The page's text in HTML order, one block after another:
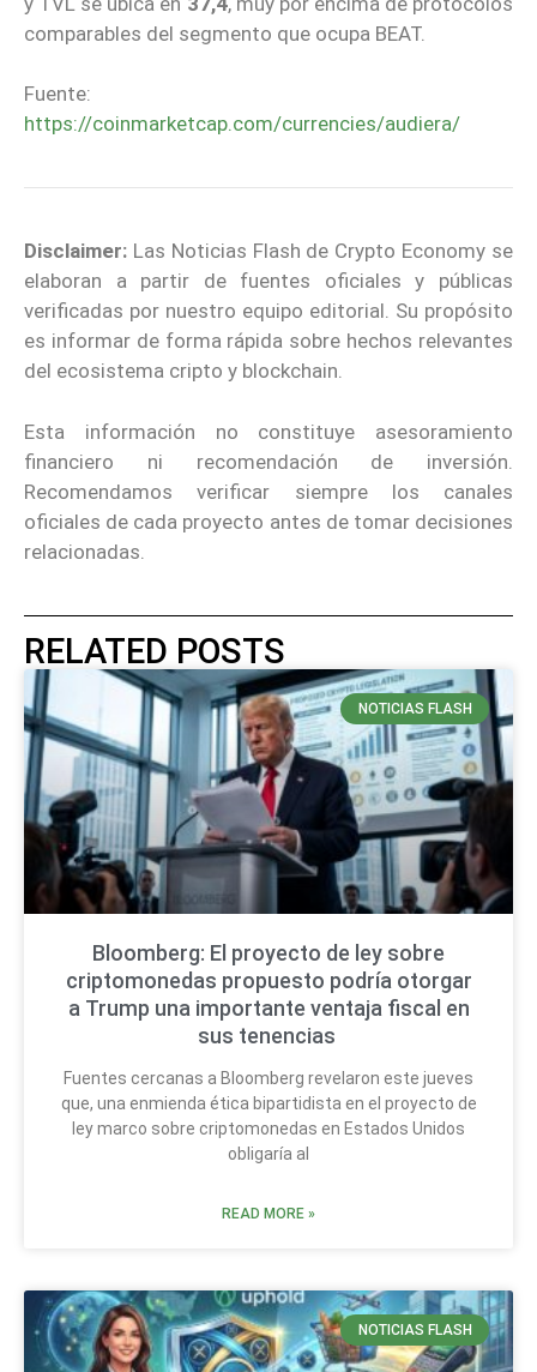
comparables del segmento que ocupa BEAT.
Fuente:
https://coinmarketcap.com/currencies/audiera/
Disclaimer: Las Noticias Flash de Crypto Economy se
elaboran a partir de fuentes oficiales y públicas
verificadas por nuestro equipo editorial. Su propósito
es informar de forma rápida sobre hechos relevantes
del ecosistema cripto y blockchain.
Esta información no constituye asesoramiento
financiero ni recomendación de inversión.
Recomendamos verificar siempre los canales
oficiales de cada proyecto antes de tomar decisiones
relacionadas.
RELATED POSTS
NOTICIAS FLASH
Bloomberg: El proyecto de ley sobre
criptomonedas propuesto podría otorgar
a Trump una importante ventaja fiscal en
sus tenencias
Fuentes cercanas a Bloomberg revelaron este jueves
que, una enmienda ética bipartidista en el proyecto de
ley marco sobre criptomonedas en Estados Unidos
obligaría al
READ MORE »
NOTICIAS FLASH